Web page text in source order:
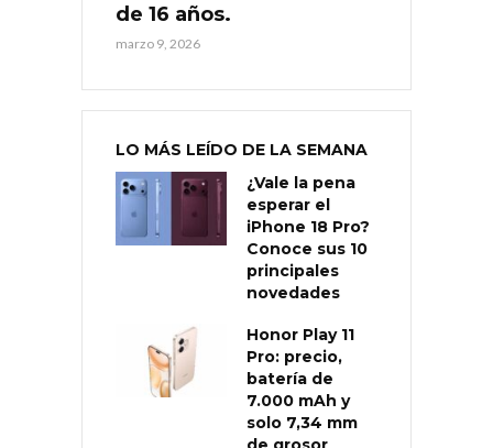
de 16 años.
marzo 9, 2026
LO MÁS LEÍDO DE LA SEMANA
¿Vale la pena
esperar el
iPhone 18 Pro?
Conoce sus 10
principales
novedades
Honor Play 11
Pro: precio,
batería de
7.000 mAh y
solo 7,34 mm